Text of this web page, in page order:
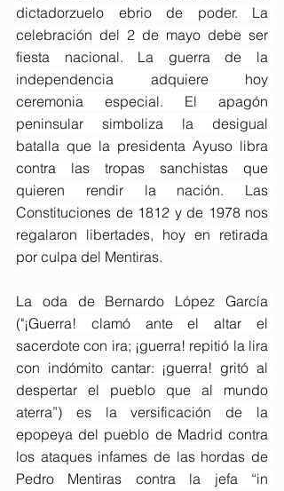
dictadorzuelo ebrio de poder. La
celebración del 2 de mayo debe ser
fiesta nacional. La guerra de la
independencia adquiere hoy
ceremonia especial. El apagón
peninsular simboliza la desigual
batalla que la presidenta Ayuso libra
contra las tropas sanchistas que
quieren rendir la nación. Las
Constituciones de 1812 y de 1978 nos
regalaron libertades, hoy en retirada
por culpa del Mentiras.
La oda de Bernardo López García
("¡Guerra! clamó ante el altar el
sacerdote con ira; ¡guerra! repitió la lira
con indómito cantar: ¡guerra! gritó al
despertar el pueblo que al mundo
aterra”) es la versificación de la
epopeya del pueblo de Madrid contra
los ataques infames de las hordas de
Pedro Mentiras contra la jefa “in